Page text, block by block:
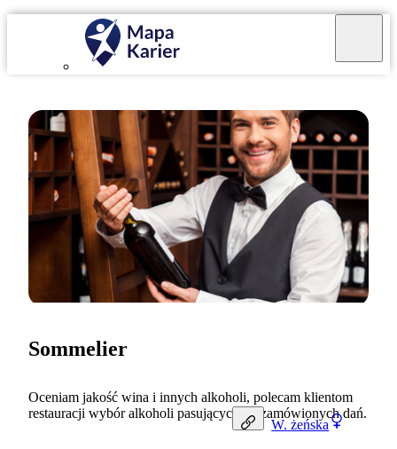
W. żeńska
Sommelier
Oceniam jakość wina i innych alkoholi, polecam klientom
restauracji wybór alkoholi pasujących do zamówionych dań.